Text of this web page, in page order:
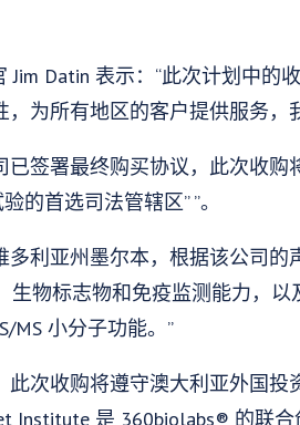
Jim Datin 表示：“此次计划中
，为所有地区的客户提供服务
已签署最终购买协议，此次收
的首选司法管辖区” ”。
多利亚州墨尔本，根据该公司
生物标志物和免疫监测能力，
MS 小分子功能。”
此次收购将遵守澳大利亚外国
Institute 是 360biolabs® 的联合